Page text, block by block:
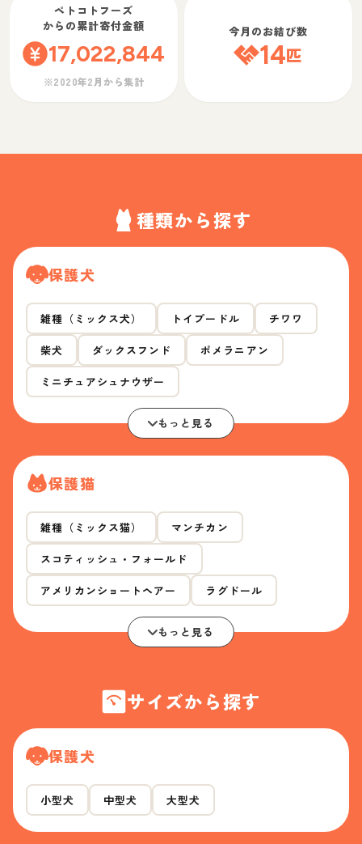
ペトコトフーズ
からの累計寄付金額
17,022,844
※2020年2月から集計
今月のお結び数
14匹
種類から探す
保護犬
雑種（ミックス犬） トイプードル チワワ
柴犬 ダックスフンド ポメラニアン
ミニチュアシュナウザー
もっと見る
保護猫
雑種（ミックス猫） マンチカン
スコティッシュ・フォールド
アメリカンショートヘアー ラグドール
もっと見る
サイズから探す
保護犬
小型犬 中型犬 大型犬